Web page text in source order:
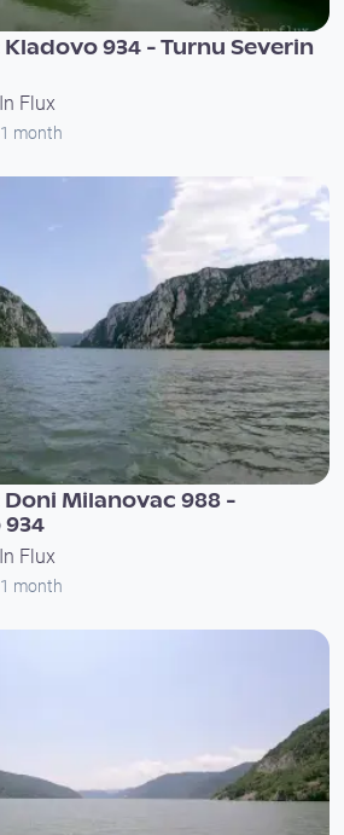
Kladovo 934 - Turnu Severin
Flux
month
Doni Milanovac 988 -
Flux
month